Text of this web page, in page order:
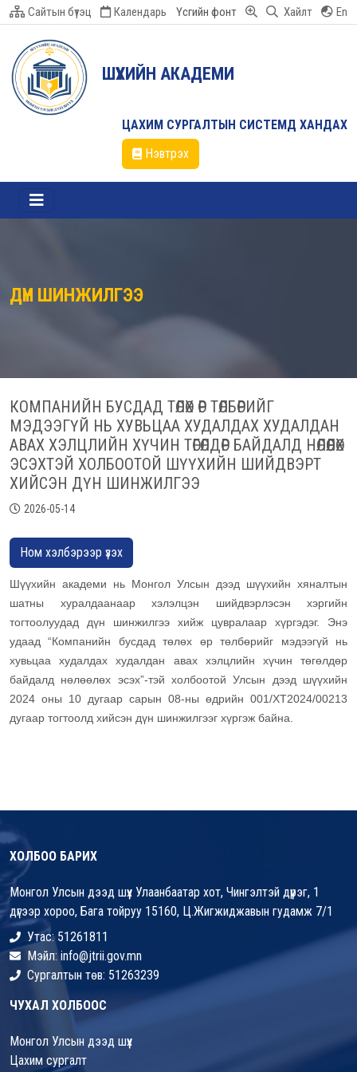
Сайтын бүтэц Календарь Үсгийн фонт Хайлт En
ШҮҮХИЙН АКАДЕМИ
ЦАХИМ СУРГАЛТЫН СИСТЕМД ХАНДАХ
Нэвтрэх
ДҮН ШИНЖИЛГЭЭ
КОМПАНИЙН БУСДАД ТӨЛӨХ ӨР ТӨЛБӨРИЙГ
МЭДЭЭГҮЙ НЬ ХУВЬЦАА ХУДАЛДАХ ХУДАЛДАН
АВАХ ХЭЛЦЛИЙН ХҮЧИН ТӨГӨЛДӨР БАЙДАЛД НӨЛӨӨЛӨХ
ЭСЭХТЭЙ ХОЛБООТОЙ ШҮҮХИЙН ШИЙДВЭРТ
ХИЙСЭН ДҮН ШИНЖИЛГЭЭ
2026-05-14
Ном хэлбэрээр үзэх
Шүүхийн академи нь Монгол Улсын дээд шүүхийн хяналтын
шатны хуралдаанаар хэлэлцэн шийдвэрлэсэн хэргийн
тогтоолуудад дүн шинжилгээ хийж цувралаар хүргэдэг. Энэ
удаад “Компанийн бусдад төлөх өр төлбөрийг мэдээгүй нь
хувьцаа худалдах худалдан авах хэлцлийн хүчин төгөлдөр
байдалд нөлөөлөх эсэх”-тэй холбоотой Улсын дээд шүүхийн
2024 оны 10 дугаар сарын 08-ны өдрийн 001/ХТ2024/00213
дугаар тогтоолд хийсэн дүн шинжилгээг хүргэж байна.
ХОЛБОО БАРИХ
Монгол Улсын дээд шүүх Улаанбаатар хот, Чингэлтэй дүүрэг, 1
дүгээр хороо, Бага тойруу 15160, Ц.Жигжиджавын гудамж 7/1
Утас: 51261811
Мэйл: info@jtrii.gov.mn
Сургалтын төв: 51263239
ЧУХАЛ ХОЛБООС
Монгол Улсын дээд шүүх
Цахим сургалт